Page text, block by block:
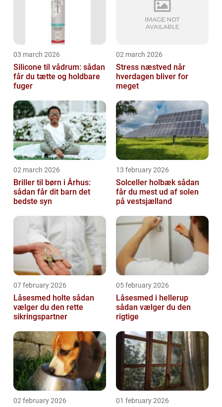
03 march 2026
Silicone til vådrum: sådan
får du tætte og holdbare
fuger
02 march 2026
Stress næstved når
hverdagen bliver for
meget
02 march 2026
Briller til børn i Århus:
sådan får dit barn det
bedste syn
13 february 2026
Solceller holbæk sådan
får du mest ud af solen
på vestsjælland
07 february 2026
Låsesmed holte sådan
vælger du den rette
sikringspartner
05 february 2026
Låsesmed i hellerup
sådan vælger du den
rigtige
02 february 2026 01 february 2026